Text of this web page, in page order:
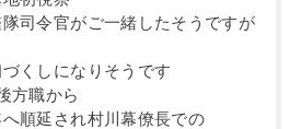
司令官がご一緒したそうですが
くしになりそうです
方職から
順延され村川幕僚長での